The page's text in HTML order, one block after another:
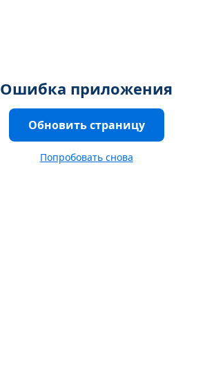
Ошибка приложения
Обновить страницу
Попробовать снова